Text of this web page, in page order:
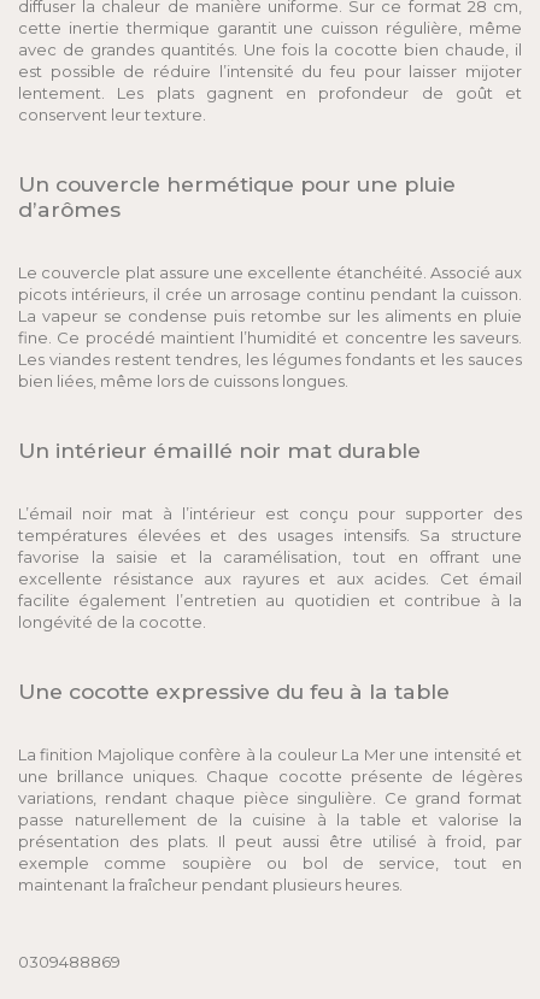
diffuser la chaleur de manière uniforme. Sur ce format 28 cm,
cette inertie thermique garantit une cuisson régulière, même
avec de grandes quantités. Une fois la cocotte bien chaude, il
est possible de réduire l’intensité du feu pour laisser mijoter
lentement. Les plats gagnent en profondeur de goût et
conservent leur texture.
Un couvercle hermétique pour une pluie
d’arômes
Le couvercle plat assure une excellente étanchéité. Associé aux
picots intérieurs, il crée un arrosage continu pendant la cuisson.
La vapeur se condense puis retombe sur les aliments en pluie
fine. Ce procédé maintient l’humidité et concentre les saveurs.
Les viandes restent tendres, les légumes fondants et les sauces
bien liées, même lors de cuissons longues.
Un intérieur émaillé noir mat durable
L’émail noir mat à l’intérieur est conçu pour supporter des
températures élevées et des usages intensifs. Sa structure
favorise la saisie et la caramélisation, tout en offrant une
excellente résistance aux rayures et aux acides. Cet émail
facilite également l’entretien au quotidien et contribue à la
longévité de la cocotte.
Une cocotte expressive du feu à la table
La finition Majolique confère à la couleur La Mer une intensité et
une brillance uniques. Chaque cocotte présente de légères
variations, rendant chaque pièce singulière. Ce grand format
passe naturellement de la cuisine à la table et valorise la
présentation des plats. Il peut aussi être utilisé à froid, par
exemple comme soupière ou bol de service, tout en
maintenant la fraîcheur pendant plusieurs heures.
0309488869